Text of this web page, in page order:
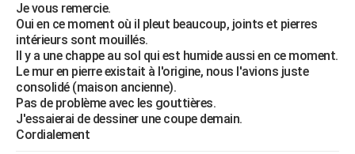
Je vous remercie.
Oui en ce moment où il pleut beaucoup, joints et pierres
intérieurs sont mouillés.
Il y a une chappe au sol qui est humide aussi en ce moment.
Le mur en pierre existait à l'origine, nous l'avions juste
consolidé (maison ancienne).
Pas de problème avec les gouttières.
J'essaierai de dessiner une coupe demain.
Cordialement